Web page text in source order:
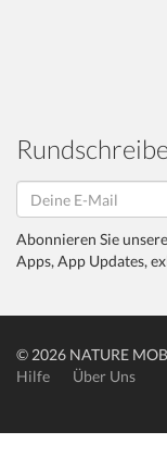
Abonnieren Sie
Apps, App Updates,
© 2026 NATURE
Hilfe
Über Uns